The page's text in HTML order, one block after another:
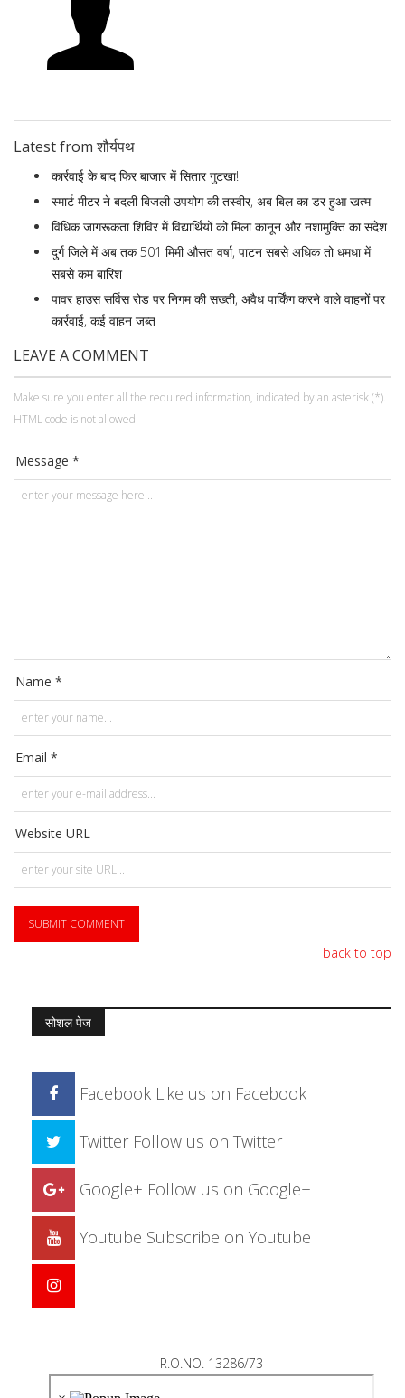
Latest from शौर्यपथ
कार्रवाई के बाद फिर बाजार में सितार गुटखा!
स्मार्ट मीटर ने बदली बिजली उपयोग की तस्वीर, अब बिल का डर हुआ खत्म
विधिक जागरूकता शिविर में विद्यार्थियों को मिला कानून और नशामुक्ति का संदेश
दुर्ग जिले में अब तक 501 मिमी औसत वर्षा, पाटन सबसे अधिक तो धमधा में
सबसे कम बारिश
पावर हाउस सर्विस रोड पर निगम की सख्ती, अवैध पार्किंग करने वाले वाहनों पर
कार्रवाई, कई वाहन जब्त
LEAVE A COMMENT
Make sure you enter all the required information, indicated by an asterisk (*).
HTML code is not allowed.
Message *
Name *
Email *
Website URL
back to top
सोशल पेज
Facebook Like us on Facebook
Twitter Follow us on Twitter
Google+ Follow us on Google+
Youtube Subscribe on Youtube
R.O.NO. 13286/73